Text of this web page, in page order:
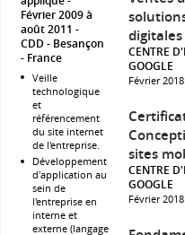
Février 2009 à
août 2011
CDD
Besançon
France
Veille
technologique
et
référencement
du site internet
de l'entreprise.
Développement
d'application au
sein de
l'entreprise en
interne et
externe (langage
digitales
CENTRE
GOOGLE
Février 2018
sites
CENTRE
GOOGLE
Février 2018